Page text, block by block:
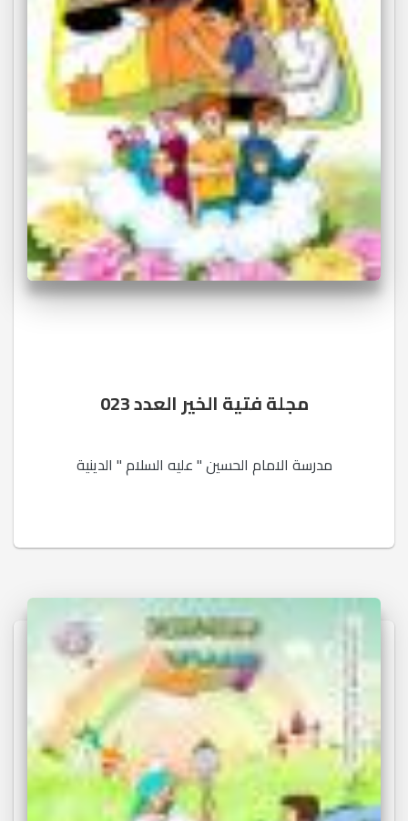
مجلة فتية الخير العدد 023
مدرسة الامام الحسين " عليه السلام " الدينية